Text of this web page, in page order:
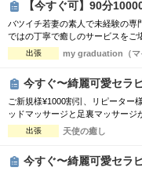
【今すぐ可】90分
バツイチ若妻の素人で未経験の専
ではの丁寧で癒しのサービスをご
イルトリートメントで心体を癒してください！
【Aroma&Spaコース】 ・90分￥
出張 my graduation（マ
今すぐ〜綺麗可愛セラ
ご新規様¥1000割引、リピーター
ッドマッサージと足裏マッサー
クスコース 90分 ￥13,000→¥12,000 120分 ￥16,000→¥15,000 150分 ￥20,000→
出張 天使の癒し
今すぐ〜綺麗可愛セラ